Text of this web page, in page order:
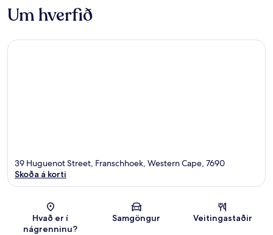
Um hverfið
Kort
39 Huguenot Street, Franschhoek, Western Cape, 7690
Skoða á korti
Hvað er í
nágrenninu?
Samgöngur Veitingastaðir